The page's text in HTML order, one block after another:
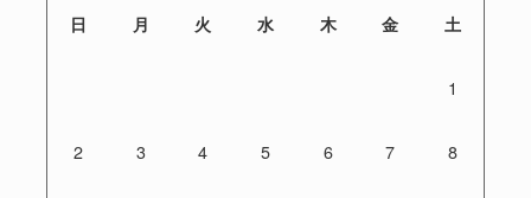
日 月 火 水 木 金 土
1
2 3 4 5 6 7 8